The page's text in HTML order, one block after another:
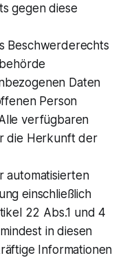
gegen diese
Beschwerderechts
Daten
Person
verfügbaren
die Herkunft der
automatisierten
einschließlich
22 Abs.1 und 4
in diesen
Informationen